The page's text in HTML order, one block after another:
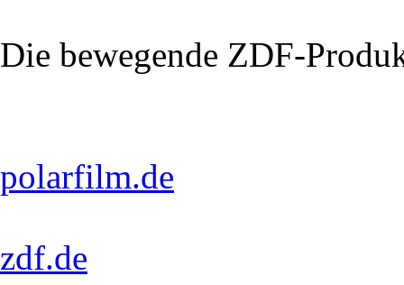
Die bewegende ZDF-
polarfilm.de
zdf.de